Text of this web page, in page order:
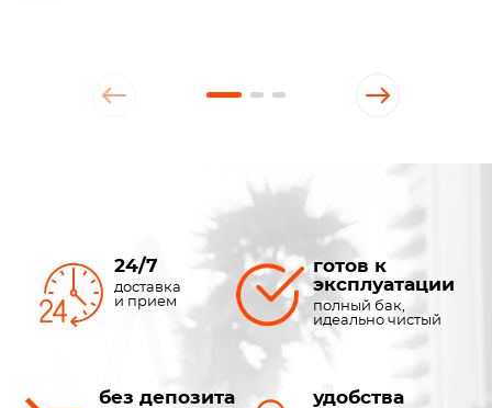
24/7
доставка
и прием
готов к
эксплуатации
полный бак,
идеально чистый
без депозита удобства